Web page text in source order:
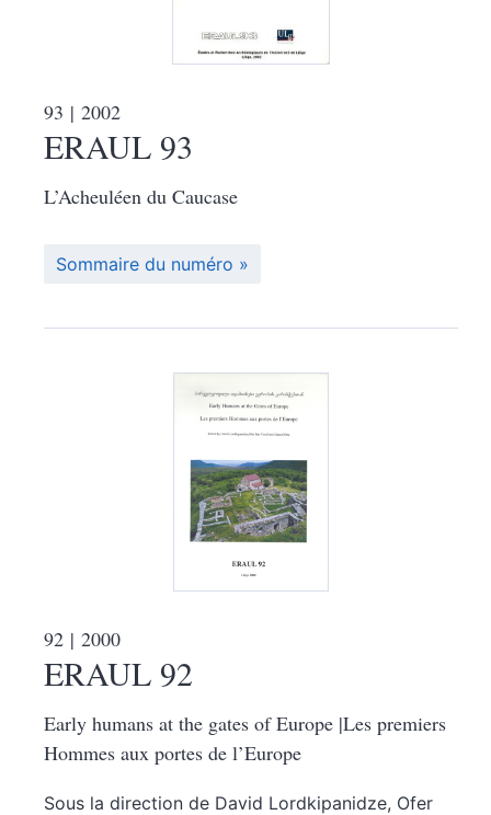
93 | 2002
ERAUL 93
L’Acheuléen du Caucase
Sommaire du numéro
92 | 2000
ERAUL 92
Early humans at the gates of Europe |Les premiers
Hommes aux portes de l’Europe
Sous la direction de David Lordkipanidze, Ofer